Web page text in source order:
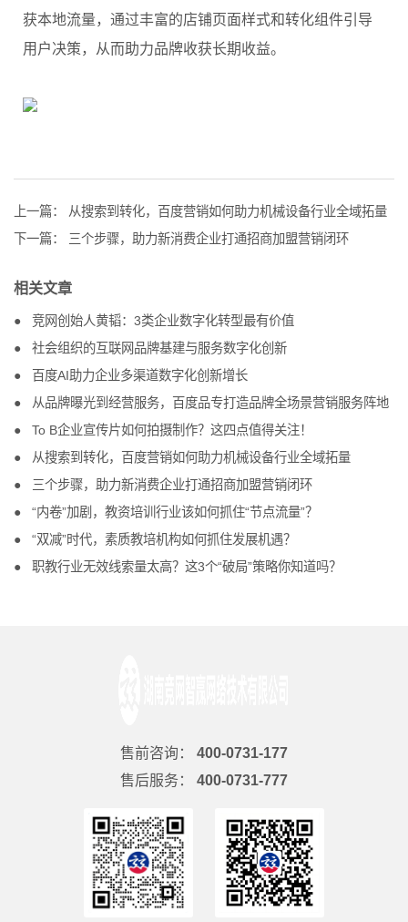
获本地流量，通过丰富的店铺页面样式和转化组件引导
用户决策，从而助力品牌收获长期收益。
上一篇：
从搜索到转化，百度营销如何助力机械设备行业全域拓量
下一篇：
三个步骤，助力新消费企业打通招商加盟营销闭环
相关文章
竞网创始人黄韬：3类企业数字化转型最有价值
社会组织的互联网品牌基建与服务数字化创新
百度AI助力企业多渠道数字化创新增长
从品牌曝光到经营服务，百度品专打造品牌全场景营销服务阵地
To B企业宣传片如何拍摄制作？这四点值得关注！
从搜索到转化，百度营销如何助力机械设备行业全域拓量
三个步骤，助力新消费企业打通招商加盟营销闭环
“内卷”加剧，教资培训行业该如何抓住“节点流量”？
“双减”时代，素质教培机构如何抓住发展机遇？
职教行业无效线索量太高？这3个“破局”策略你知道吗？
售前咨询：
400-0731-177
售后服务：
400-0731-777